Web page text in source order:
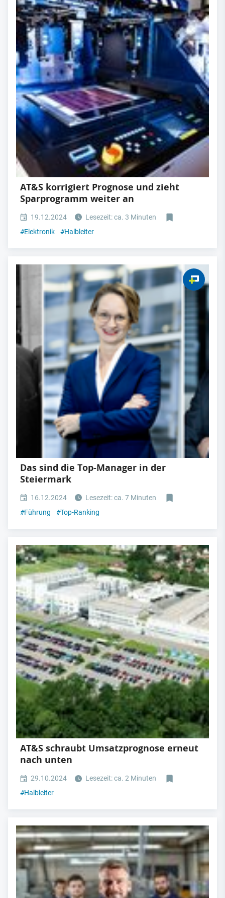
AT&S korrigiert Prognose und zieht
Sparprogramm weiter an
19.12.2024
Lesezeit: ca. 3 Minuten
#Elektronik #Halbleiter
Das sind die Top-Manager in der
Steiermark
16.12.2024
Lesezeit: ca. 7 Minuten
#Führung #Top-Ranking
AT&S schraubt Umsatzprognose erneut
nach unten
29.10.2024
Lesezeit: ca. 2 Minuten
#Halbleiter